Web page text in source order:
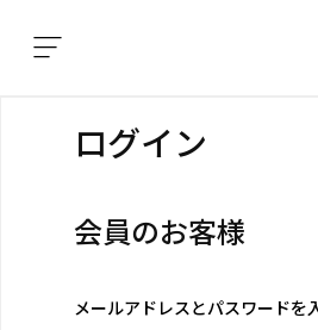
ログイン
会員のお客様
メールアドレスとパスワードを